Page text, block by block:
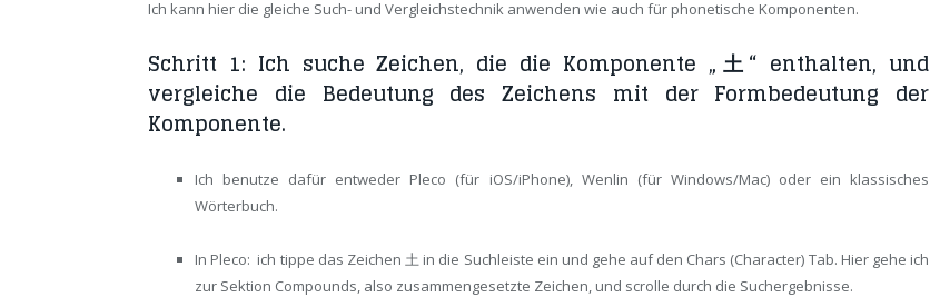
Ich kann hier die gleiche Such- und Vergleichstechnik anwenden wie auch für phonetische Komponenten.
Schritt 1: Ich suche Zeichen, die die Komponente „土“ enthalten, und
vergleiche die Bedeutung des Zeichens mit der Formbedeutung der
Komponente.
Ich benutze dafür entweder Pleco (für iOS/iPhone), Wenlin (für Windows/Mac) oder ein klassisches
Wörterbuch.
In Pleco: ich tippe das Zeichen 土 in die Suchleiste ein und gehe auf den Chars (Character) Tab. Hier gehe ich
zur Sektion Compounds, also zusammengesetzte Zeichen, und scrolle durch die Suchergebnisse.